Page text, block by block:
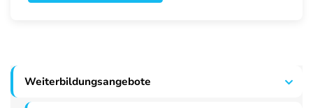
Weiterbildungsangebote